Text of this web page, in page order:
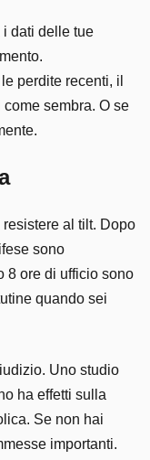
i dati delle tue
perdite recenti, il
sembra. O se
al tilt. Dopo
sono
8 ore di ufficio sono
quando sei
Uno studio
ha effetti sulla
Se non hai
importanti.